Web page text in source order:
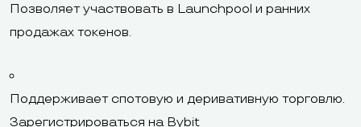
Позволяет участвовать в Launchpool и ранних
продажах токенов.
Поддерживает спотовую и деривативную торговлю.
Зарегистрироваться на Bybit